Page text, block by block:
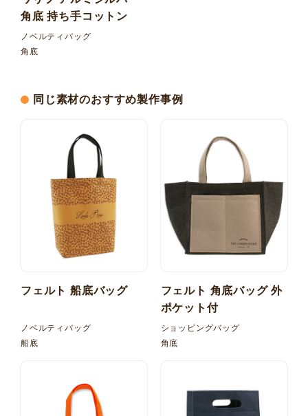
角底 持ち手コットン
ノベルティバッグ
角底
同じ素材のおすすめ製作事例
フェルト 船底バッグ
ノベルティバッグ
船底
フェルト 角底バッグ 外
ポケット付
ショッピングバッグ
角底